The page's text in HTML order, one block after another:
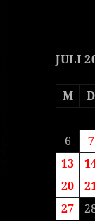
JULI
M D
6
7
13
20
27